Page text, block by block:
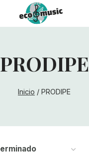
PRODIPE
Inicio / PRODIPE